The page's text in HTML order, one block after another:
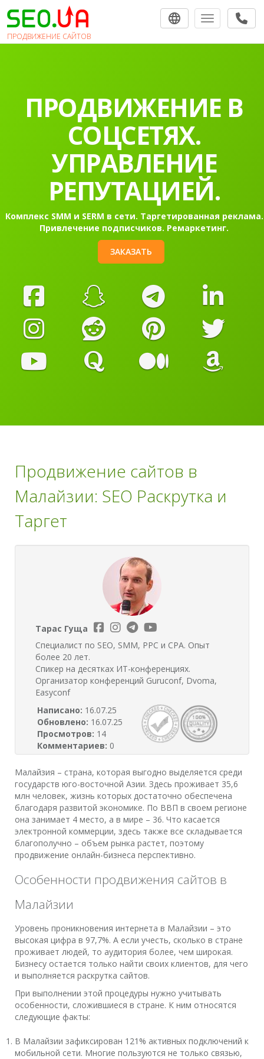
ПРОДВИЖЕНИЕ САЙТОВ
Toggle
ПРОДВИЖЕНИЕ
САЙТОВ В
ПОИСКОВЫХ
СИСТЕМАХ.
Раскрутка сайта в Гугл в топ-10 на первую страницу
Контекстная реклама Google Ads.
ЗАКАЗАТЬ
Продвижение сайтов в
Малайзии: SEO Раскрутка и
Таргет
Тарас Гуща
Специалист по SEO, SMM, PPC и CPA. Опыт
более 20 лет.
Спикер на десятках ИТ-конференциях.
Организатор конференций Guruconf, Dvoma,
Easyconf
Написано: 16.07.25
Обновлено: 16.07.25
Просмотров: 14
Комментариев: 0
Малайзия – страна, которая выгодно выделяется среди
государств юго-восточной Азии. Здесь проживает 35,6
млн человек, жизнь которых достаточно обеспечена
благодаря развитой экономике. По ВВП в своем регионе
она занимает 4 место, а в мире – 36. Что касается
электронной коммерции, здесь также все складывается
благополучно – объем рынка растет, поэтому
продвижение онлайн-бизнеса перспективно.
Особенности продвижения сайтов в
Малайзии
Уровень проникновения интернета в Малайзии – это
высокая цифра в 97,7%. А если учесть, сколько в стране
проживает людей, то аудитория более, чем широкая.
Бизнесу остается только найти своих клиентов, для чего
и выполняется раскрутка сайтов.
При выполнении этой процедуры нужно учитывать
особенности, сложившиеся в стране. К ним относятся
следующие факты:
В Малайзии зафиксирован 121% активных подключений к
мобильной сети. Многие пользуются не только связью,